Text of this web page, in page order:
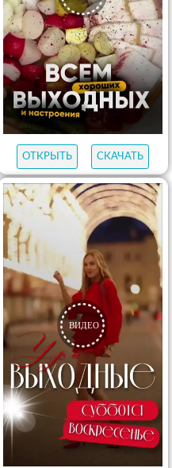
ОТКРЫТЬ СКАЧАТЬ